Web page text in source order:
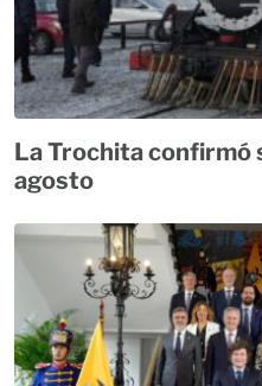
La Trochita confirmó
agosto